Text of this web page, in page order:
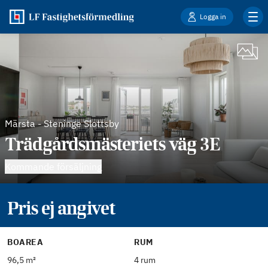
Logga in
Märsta-Steninge Slottsby
Trädgårdsmästeriets väg 3E
Pris ej angivet
BOAREA
96,5 m²
RUM
4 rum